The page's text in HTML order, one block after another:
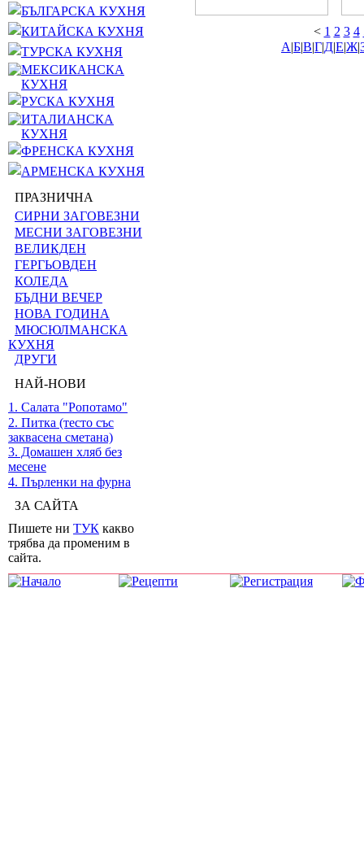
БЪЛГАРСКА КУХНЯ
КИТАЙСКА КУХНЯ
ТУРСКА КУХНЯ
МЕКСИКАНСКА
КУХНЯ
РУСКА КУХНЯ
ИТАЛИАНСКА
КУХНЯ
ФРЕНСКА КУХНЯ
АРМЕНСКА КУХНЯ
ПРАЗНИЧНА
СИРНИ ЗАГОВЕЗНИ
МЕСНИ ЗАГОВЕЗНИ
ВЕЛИКДЕН
ГЕРГЬОВДЕН
КОЛЕДА
БЪДНИ ВЕЧЕР
НОВА ГОДИНА
МЮСЮЛМАНСКА
КУХНЯ
ДРУГИ
НАЙ-НОВИ
1. Салата "Ропотамо"
2. Питка (тесто със
заквасена сметана)
3. Домашен хляб без
месене
4. Пърленки на фурна
ЗА САЙТА
Пишете ни ТУК какво
трябва да променим в
сайта.
< 1 2 3 4
А|Б|В|Г|Д|Е|Ж|